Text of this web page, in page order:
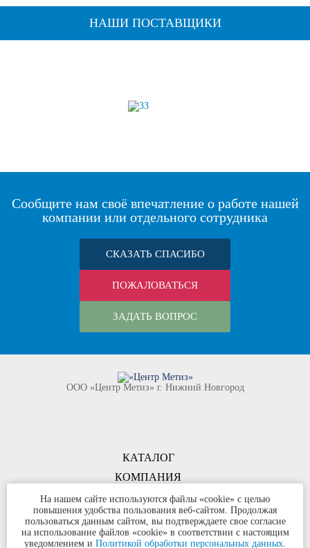
НАШИ ПОСТАВЩИКИ
Сообщите нам своё впечатление о работе нашей
компании или отдельного сотрудника
СКАЗАТЬ СПАСИБО
ПОЖАЛОВАТЬСЯ
ЗАДАТЬ ВОПРОС
КОМПАНИЯ
ООО «Центр Метиз» г. Нижний Новгород
КАТАЛОГ
КОНТАКТЫ
©ООО «Центр Метиз» 2000-2026
Все права защищены
Политика конфиденциальности
На нашем сайте используются файлы «cookie» с целью
повышения удобства пользования веб-сайтом. Продолжая
пользоваться данным сайтом, вы подтверждаете свое согласие
на использование файлов «cookie» в соответствии с настоящим
уведомлением и Политикой обработки персональных данных.